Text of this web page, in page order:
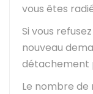
vous êtes
Si vous
nouveau
détachement
Le nombre